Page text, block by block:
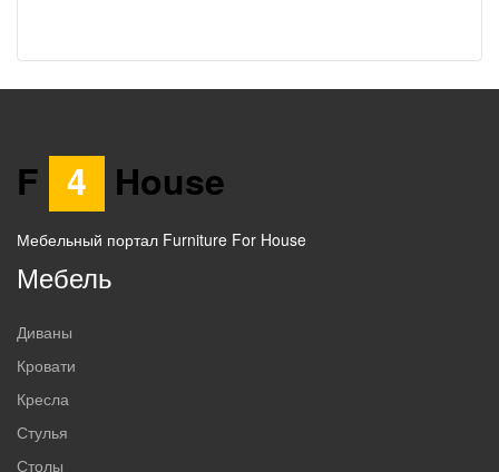
F 4 House
Мебельный портал Furniture For House
Мебель
Диваны
Кровати
Кресла
Стулья
Столы